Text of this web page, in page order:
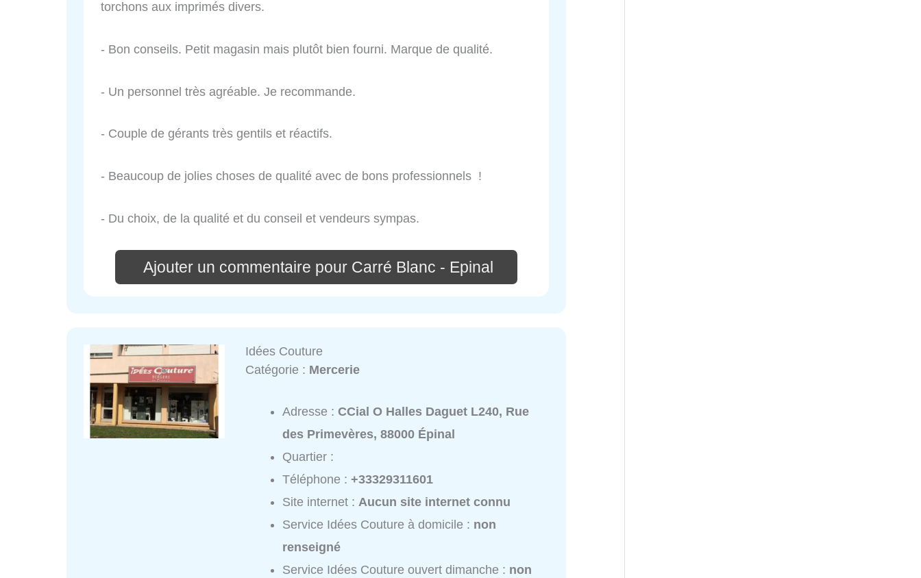
torchons aux imprimés divers.
- Bon conseils. Petit magasin mais plutôt bien fourni. Marque de qualité.
- Un personnel très agréable. Je recommande.
- Couple de gérants très gentils et réactifs.
- Beaucoup de jolies choses de qualité avec de bons professionnels !
- Du choix, de la qualité et du conseil et vendeurs sympas.
Ajouter un commentaire pour Carré Blanc - Epinal
Idées Couture
Catégorie : Mercerie
Adresse :CCial O Halles Daguet L240, Rue
des Primevères, 88000 Épinal
Quartier :
Téléphone :+33329311601
Site internet :Aucun site internet connu
Service Idées Couture à domicile : non
renseigné
Service Idées Couture ouvert dimanche : non